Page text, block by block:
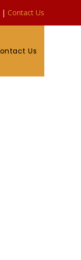
| Contact Us
Us